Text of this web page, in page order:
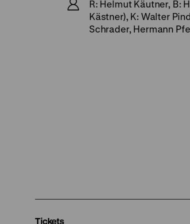
R: Helmut Käutner, B:
Kästner), K: Walter
Schrader, Hermann
Tickets